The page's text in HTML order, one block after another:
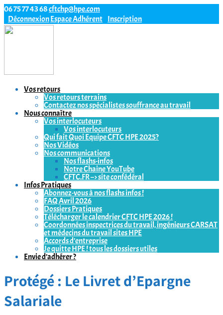
06 75 77 43 68cftchp@hpe.com
DéconnexionEspace Adhérent Inscription
Vos retours
Vos retours terrains
Contactez nos spécialistes souffrance au travail
Nous connaître
Vos interlocuteurs
Vos interlocuteurs
Qui fait Quoi Equipe CFTC HPE 2025?
Nos Vidéos
Nos communications
Nos flashs-infos
Notre Chaine YouTube
CFTC.FR –> site confédéral
Infos Pratiques
Abonnez-vous à nos flashs infos !
FAQ Avril 2026
Dossiers Pratiques
Télécharger le calendrier CFTC HPE 2026 !
Coordonnées inspectrices du travail, ingénieurs CARSAT
et médecins du travail sites HPE
Accords d’entreprise
Je quitte HPE ! tous les dossiers utiles
Envie d’adhérer ?
Protégé : Le Livret d’Epargne
Salariale